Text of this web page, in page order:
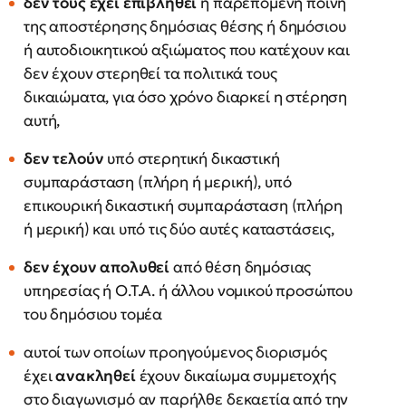
της αποστέρησης δημόσιας θέσης ή δημόσιου
ή αυτοδιοικητικού αξιώματος που κατέχουν και
δεν έχουν στερηθεί τα πολιτικά τους
δικαιώματα, για όσο χρόνο διαρκεί η στέρηση
αυτή,
δεν τελούν υπό στερητική δικαστική
συμπαράσταση (πλήρη ή μερική), υπό
επικουρική δικαστική συμπαράσταση (πλήρη
ή μερική) και υπό τις δύο αυτές καταστάσεις,
δεν έχουν απολυθείαπό θέση δημόσιας
υπηρεσίας ή Ο.Τ.Α. ή άλλου νομικού προσώπου
του δημόσιου τομέα
αυτοί των οποίων προηγούμενος διορισμός
έχειανακληθείέχουν δικαίωμα συμμετοχής
στο διαγωνισμό αν παρήλθε δεκαετία από την